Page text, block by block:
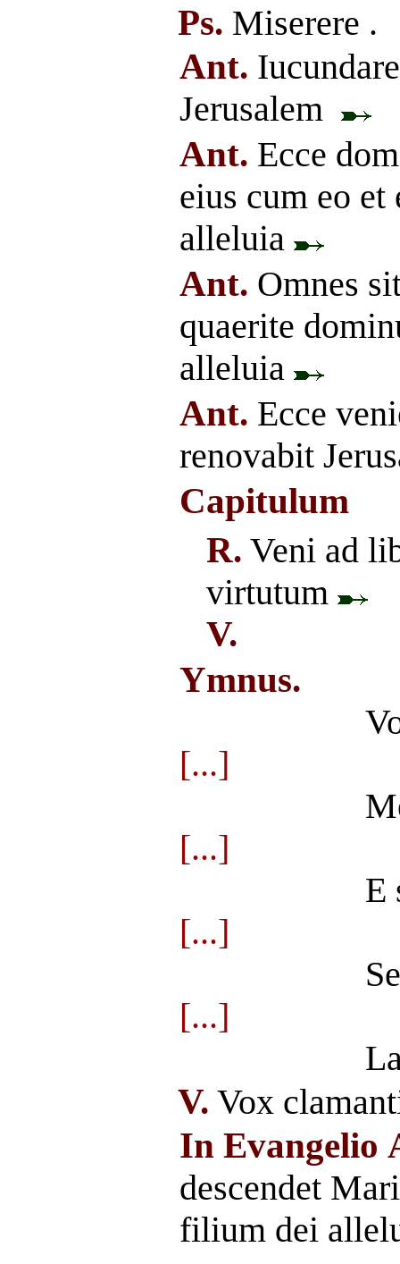
Ps. Miserere .
Ant.
Jerusalem
Ant. Ecce
eius cum eo
alleluia
Ant. Omnes
quaerite
alleluia
Ant. Ecce
renovabit
Capitulum
R. Veni ad
virtutum
V.
Ymnus.
[...]
[...]
E
[...]
[...]
V. Vox
In Evangelio
descendet
filium dei